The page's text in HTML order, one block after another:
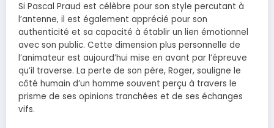
Si Pascal Praud est célèbre pour son style percutant à
l’antenne, il est également apprécié pour son
authenticité et sa capacité à établir un lien émotionnel
avec son public. Cette dimension plus personnelle de
l’animateur est aujourd’hui mise en avant par l’épreuve
qu’il traverse. La perte de son père, Roger, souligne le
côté humain d’un homme souvent perçu à travers le
prisme de ses opinions tranchées et de ses échanges
vifs.